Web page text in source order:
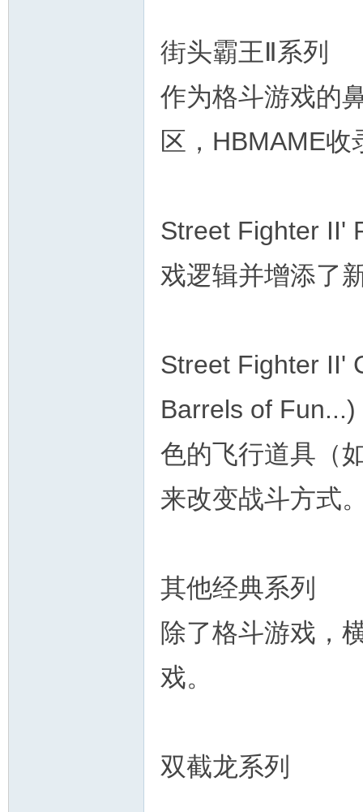
街头霸王Ⅱ系列
作为格斗游戏的
区，HBMAME收
Street Fighter II'
戏逻辑并增添了
Street Fighter II'
Barrels of
色的飞行道具（
来改变战斗方式
其他经典系列
除了格斗游戏，
戏。
双截龙系列